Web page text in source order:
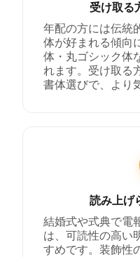
受け取る
年配の方には伝統
体が好まれる傾向
体・丸ゴシック体
れます。受け取る
書体選びで、より
読み上げ
結婚式や式典で電
は、可読性の高い
すめです。装飾性